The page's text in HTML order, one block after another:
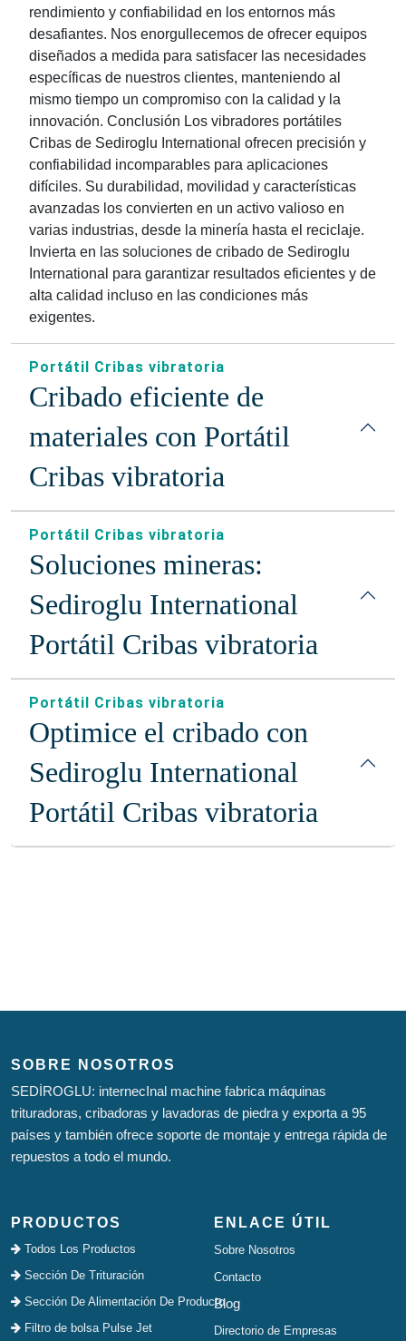
rendimiento y confiabilidad en los entornos más
desafiantes. Nos enorgullecemos de ofrecer equipos
diseñados a medida para satisfacer las necesidades
específicas de nuestros clientes, manteniendo al
mismo tiempo un compromiso con la calidad y la
innovación. Conclusión Los vibradores portátiles
Cribas de Sediroglu International ofrecen precisión y
confiabilidad incomparables para aplicaciones
difíciles. Su durabilidad, movilidad y características
avanzadas los convierten en un activo valioso en
varias industrias, desde la minería hasta el reciclaje.
Invierta en las soluciones de cribado de Sediroglu
International para garantizar resultados eficientes y de
alta calidad incluso en las condiciones más
exigentes.
Portátil Cribas vibratoria
Cribado eficiente de
materiales con Portátil
Cribas vibratoria
Portátil Cribas vibratoria
Soluciones mineras:
Sediroglu International
Portátil Cribas vibratoria
Portátil Cribas vibratoria
Optimice el cribado con
Sediroglu International
Portátil Cribas vibratoria
SOBRE NOSOTROS
SEDİROGLU: internecInal machine fabrica máquinas
trituradoras, cribadoras y lavadoras de piedra y exporta a 95
países y también ofrece soporte de montaje y entrega rápida de
repuestos a todo el mundo.
PRODUCTOS
Todos Los Productos
Sección De Trituración
Sección De Alimentación De Producto
Filtro de bolsa Pulse Jet
ENLACE ÚTIL
Sobre Nosotros
Contacto
Blog
Directorio de Empresas